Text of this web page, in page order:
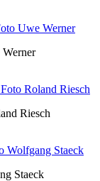
Riesch
Staeck